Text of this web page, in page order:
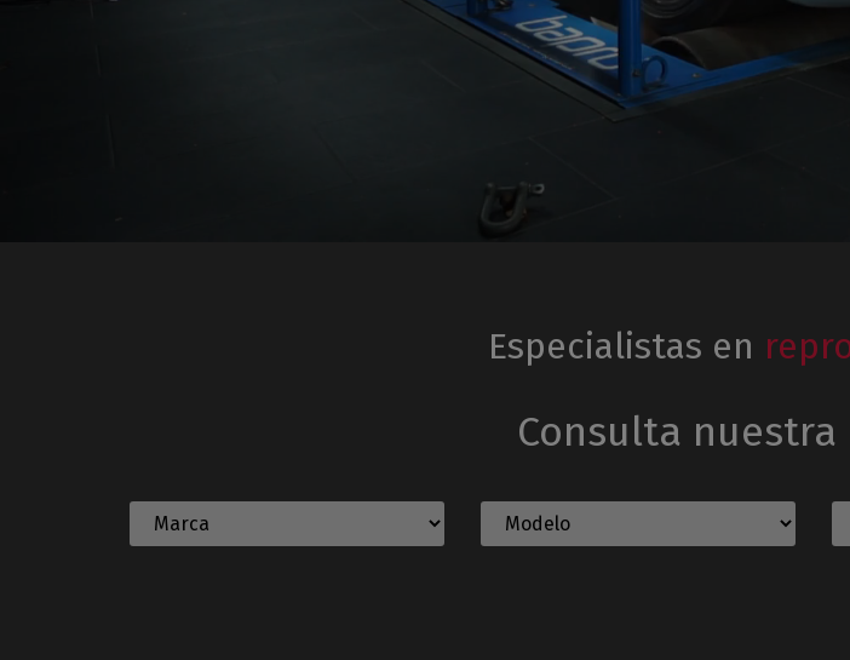
Especialistas en
Consulta